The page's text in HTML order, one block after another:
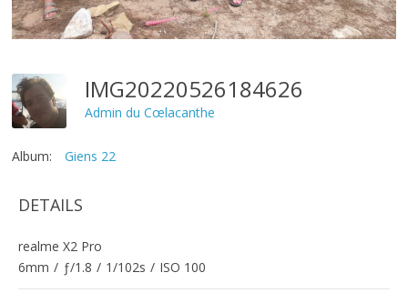
IMG20220526184626
Admin du Cœlacanthe
Album: Giens 22
DETAILS
realme X2 Pro
6mm / ƒ/1.8 / 1/102s / ISO 100